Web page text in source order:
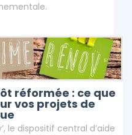
réformée : ce que
vos projets de
le dispositif central d’aide